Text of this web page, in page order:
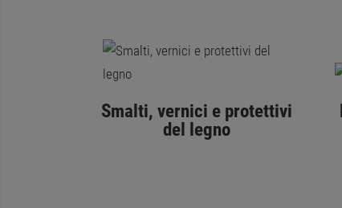
Smalti, vernici e protettivi
del legno